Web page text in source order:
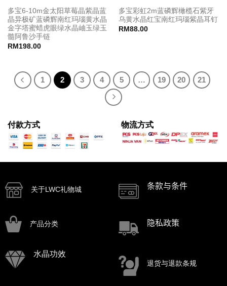
多宝6-10m金太阳草莓晶紫晶蓝
晶异极矿蓝磷辉南红玛瑙黄水晶
金字塔蜜蜡虎眼绿水晶岫玉绿玉
髓阿鲁沙手链
RM198.00
多宝彩虹2m蓝磷辉橄榄石紫牙
乌黄水晶红宝南红玛瑙紫晶耳钉
RM88.00
1 2 3 4 5 … 19 20 21
付款方式 物流方式
关于LWC礼物城
产品分类
水晶功效
条款与条件
隐私政策
退货与退款条规